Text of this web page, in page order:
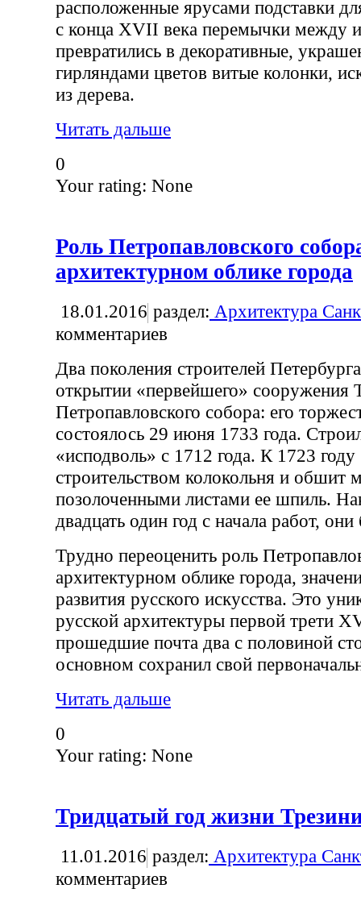
расположенные ярусами подставки
с конца XVII века перемычки между
превратились в декоративные,
гирляндами цветов витые колонки,
из дерева.
Читать дальше
0
Your rating: None
Роль Петропавловского
архитектурном облике города
18.01.2016 раздел: Архитектура
комментариев
Два поколения строителей
открытии «первейшего» сооружения
Петропавловского собора: его
состоялось 29 июня 1733 года.
«исподволь» с 1712 года. К 1723 году
строительством колокольня и обшит
позолоченными листами ее шпиль.
двадцать один год с начала работ,
Трудно переоценить роль
архитектурном облике города,
развития русского искусства. Это
русской архитектуры первой трети
прошедшие почта два с половиной
основном сохранил свой
Читать дальше
0
Your rating: None
Тридцатый год жизни
11.01.2016 раздел: Архитектура
комментариев